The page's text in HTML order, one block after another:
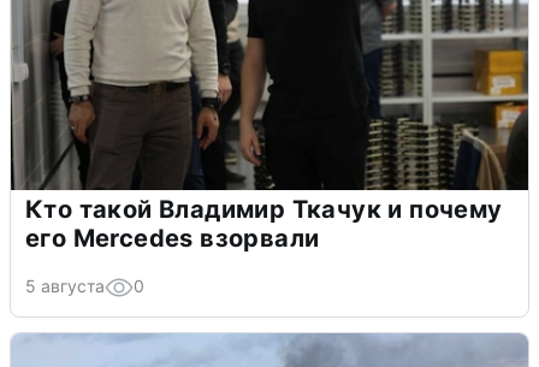
Кто такой Владимир Ткачук и почему
его Mercedes взорвали
5 августа 0